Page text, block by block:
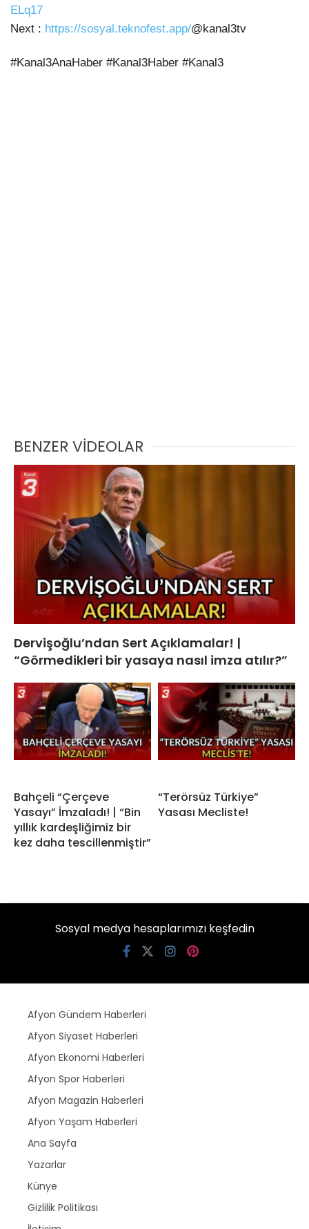
ELq17
Next : https://sosyal.teknofest.app/@kanal3tv
#Kanal3AnaHaber #Kanal3Haber #Kanal3
BENZER VİDEOLAR
Dervişoğlu’ndan Sert Açıklamalar! |
“Görmedikleri bir yasaya nasıl imza atılır?”
Bahçeli “Çerçeve
Yasayı” İmzaladı! | “Bin
yıllık kardeşliğimiz bir
kez daha tescillenmiştir”
“Terörsüz Türkiye”
Yasası Mecliste!
Sosyal medya hesaplarımızı keşfedin
Afyon Gündem Haberleri
Afyon Siyaset Haberleri
Afyon Ekonomi Haberleri
Afyon Spor Haberleri
Afyon Magazin Haberleri
Afyon Yaşam Haberleri
Ana Sayfa
Yazarlar
Künye
Gizlilik Politikası